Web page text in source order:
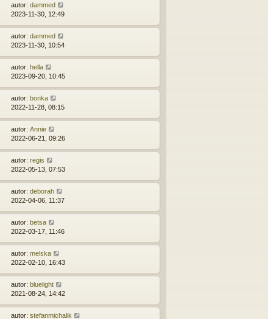
autor: dammed
2023-11-30, 12:49
autor: dammed
2023-11-30, 10:54
autor: hella
2023-09-20, 10:45
autor: bonka
2022-11-28, 08:15
autor: Annie
2022-06-21, 09:26
autor: regis
2022-05-13, 07:53
autor: deborah
2022-04-06, 11:37
autor: betsa
2022-03-17, 11:46
autor: melska
2022-02-10, 16:43
autor: bluelight
2021-08-24, 14:42
autor: stefanmichalik